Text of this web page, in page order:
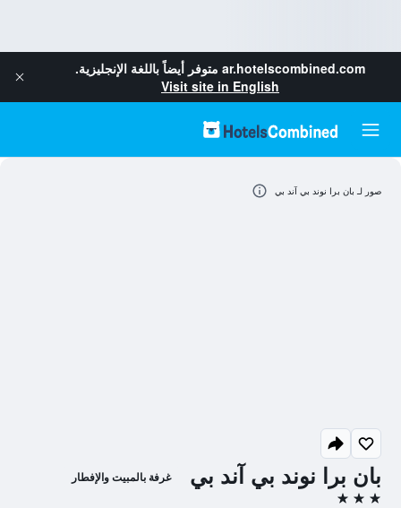
ar.hotelscombined.com متوفر أيضاً باللغة الإنجليزية.
Visit site in English
بان برا نوند بي آند بي غرفة بالمبيت والإفطار
صور لـ بان برا نوند بي آند بي